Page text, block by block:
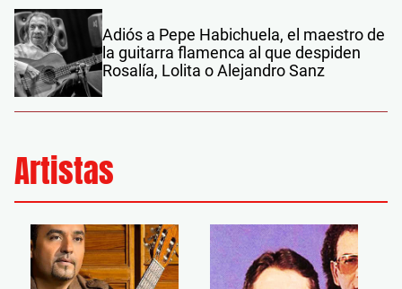
Adiós a Pepe Habichuela, el maestro de
la guitarra flamenca al que despiden
Rosalía, Lolita o Alejandro Sanz
Artistas